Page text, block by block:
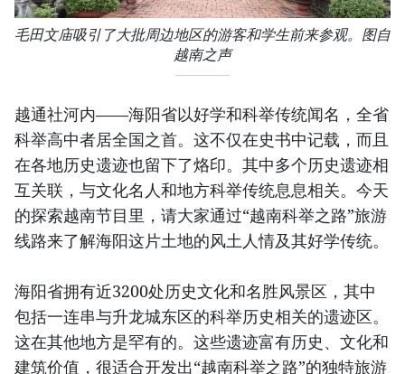
毛田文庙吸引了大批周边地区的游客和学生前来参观。图自
越南之声
越通社河内——海阳省以好学和科举传统闻名，全省
科举高中者居全国之首。这不仅在史书中记载，而且
在各地历史遗迹也留下了烙印。其中多个历史遗迹相
互关联，与文化名人和地方科举传统息息相关。今天
的探索越南节目里，请大家通过“越南科举之路”旅游
线路来了解海阳这片土地的风土人情及其好学传统。
海阳省拥有近3200处历史文化和名胜风景区，其中
包括一连串与升龙城东区的科举历史相关的遗迹区。
这在其他地方是罕有的。这些遗迹富有历史、文化和
建筑价值，很适合开发出“越南科举之路”的独特旅游